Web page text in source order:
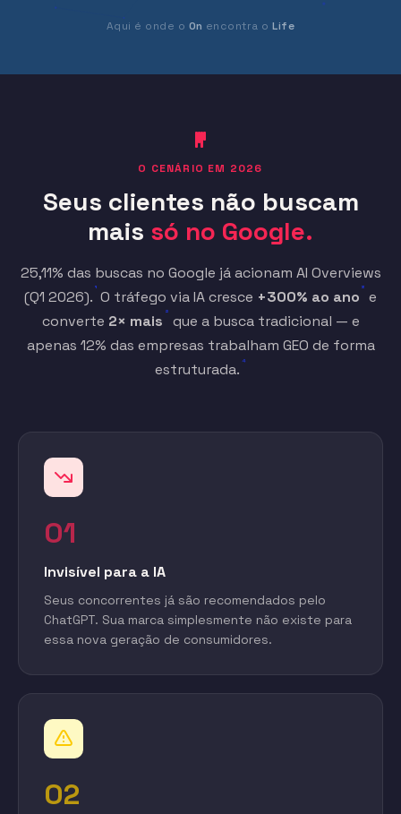
Aqui é onde o On encontra oLife
O CENÁRIO EM 2026
Seus clientes não buscam
mais só no Google.
25,11% das buscas no Google já acionam AI Overviews
(Q1 2026). ¹ O tráfego via IA cresce +300% ao ano ³ e
converte 2× mais ² que a busca tradicional — e
apenas 12% das empresas trabalham GEO de forma
estruturada. ⁴
01
Invisível para a IA
Seus concorrentes já são recomendados pelo
ChatGPT. Sua marca simplesmente não existe para
essa nova geração de consumidores.
02